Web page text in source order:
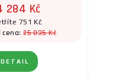
284 Kč
751 Kč
cena:25 035 Kč
DETAIL